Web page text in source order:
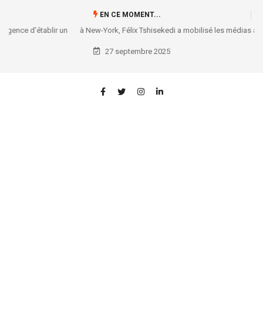
EN CE MOMENT...
à New-York, Félix Tshisekedi a mobilisé les médias américains sur la
situation congolaise
27 septembre 2025